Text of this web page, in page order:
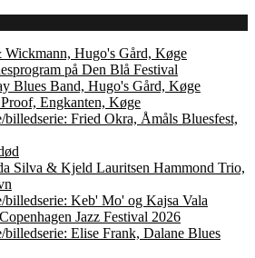
Hugo's Gård, Køge
på Den Blå Festival
Blues Band, Hugo's Gård, Køge
Engkanten, Køge
billedserie: Fried Okra, Åmåls Bluesfest,
Silva & Kjeld Lauritsen Hammond Trio,
billedserie: Keb' Mo' og Kajsa Vala
Jazz Festival 2026
billedserie: Elise Frank, Dalane Blues